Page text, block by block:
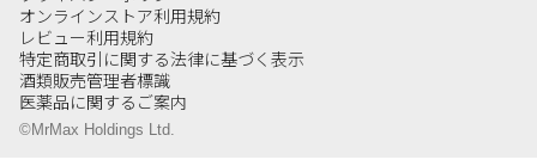
オンラインストア利用規約
レビュー利用規約
特定商取引に関する法律に基づく表示
酒類販売管理者標識
医薬品に関するご案内
©MrMax Holdings Ltd.